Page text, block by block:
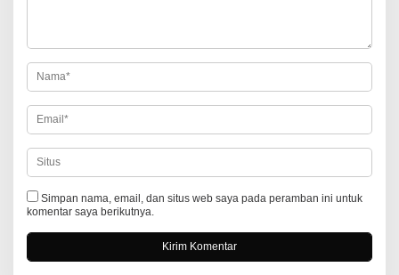
o
s
Simpan nama, email, dan situs web saya pada peramban ini untuk
komentar saya berikutnya.